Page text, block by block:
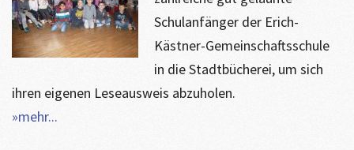
Schulanfänger der Erich-
Kästner-Gemeinschaftsschule
in die Stadtbücherei, um sich
ihren eigenen Leseausweis abzuholen.
»mehr...